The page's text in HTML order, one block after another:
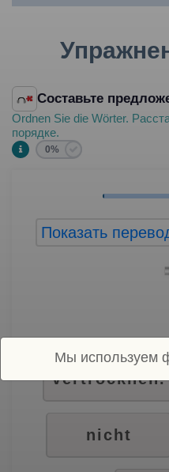
Составьте
Ordnen Sie die Wörter.
порядке.
0%
Показать
vertrocknen.
nicht
Мы используем